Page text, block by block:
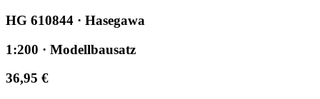
HG 610844 · Hasegawa
1:200 · Modellbausatz
36,95 €